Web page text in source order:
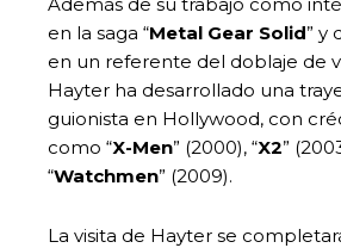
en la saga “Metal Gear Solid” y
en un referente del doblaje de
Hayter ha desarrollado una
guionista en Hollywood, con
como “X-Men” (2000), “X2”
“Watchmen” (2009).
La visita de Hayter se